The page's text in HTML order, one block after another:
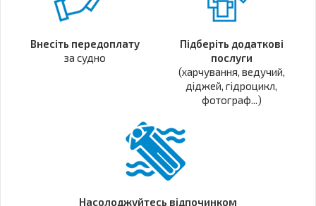
Внесіть передоплату
за судно
Підберіть додаткові
послуги
(харчування, ведучий,
діджей, гідроцикл,
фотограф...)
Насолоджуйтесь відпочинком